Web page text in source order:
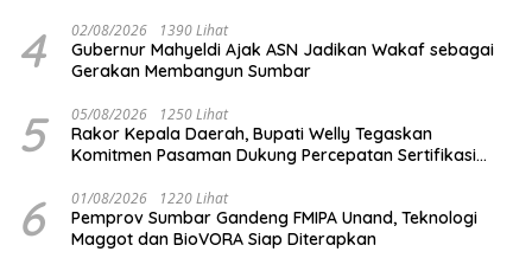
4 02/08/2026 1390 Lihat
Gubernur Mahyeldi Ajak ASN Jadikan Wakaf sebagai
Gerakan Membangun Sumbar
5 05/08/2026 1250 Lihat
Rakor Kepala Daerah, Bupati Welly Tegaskan
Komitmen Pasaman Dukung Percepatan Sertifikasi
6 01/08/2026 1220 Lihat
Pemprov Sumbar Gandeng FMIPA Unand, Teknologi
Maggot dan BioVORA Siap Diterapkan